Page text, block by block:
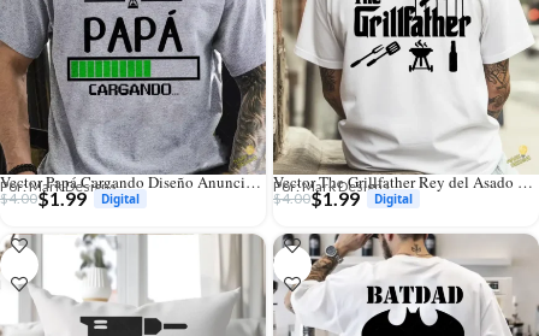
Vector Papá Cargando Diseño Anuncio Embarazo para Sublimación
Por: Mark Designs
$4.00$1.99
Vector The Grillfather Rey del Asado Diseño para Sublimación y Corte
Por: Mark Designs
$4.00$1.99